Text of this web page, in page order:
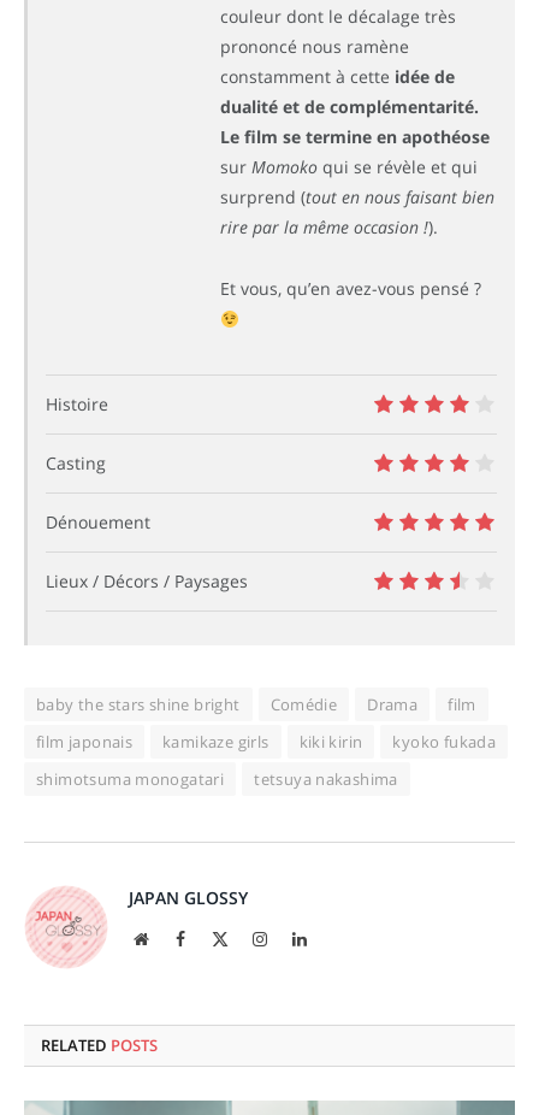
couleur dont le décalage très
prononcé nous ramène
constamment à cette idée de
dualité et de complémentarité.
Le film se termine en apothéose
sur Momoko qui se révèle et qui
surprend (tout en nous faisant bien
rire par la même occasion !).
Et vous, qu’en avez-vous pensé ?
Histoire
Casting
Dénouement
Lieux / Décors / Paysages
baby the stars shine bright Comédie Drama
film
film japonais
kamikaze girls kiki kirin
kyoko fukada
shimotsuma monogatari
tetsuya nakashima
JAPAN GLOSSY
WebsiteFacebook InstagramLinkedIn
RELATED POSTS